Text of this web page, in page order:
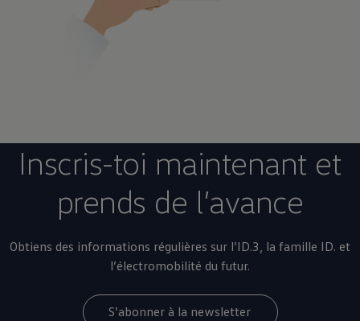
Inscris-toi maintenant et
prends de l’avance
Obtiens des informations régulières sur l’ID.3, la famille ID. et
l’électromobilité du futur.
S’abonner à la newsletter